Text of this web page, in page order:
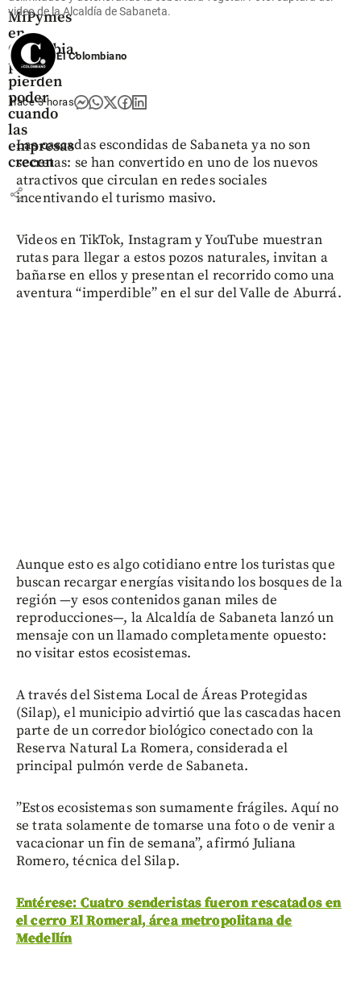
MiPymes
en
Colombia,
pero
pierden
poder
cuando
las
empresas
crecen
share
video de la Alcaldía de Sabaneta.
El Colombiano
hace 3 horas
Las cascadas escondidas de Sabaneta ya no son
secretas: se han convertido en uno de los nuevos
atractivos que circulan en redes sociales
incentivando el turismo masivo.
Videos en TikTok, Instagram y YouTube muestran
rutas para llegar a estos pozos naturales, invitan a
bañarse en ellos y presentan el recorrido como una
aventura “imperdible” en el sur del Valle de Aburrá.
Aunque esto es algo cotidiano entre los turistas que
buscan recargar energías visitando los bosques de la
región —y esos contenidos ganan miles de
reproducciones—, la Alcaldía de Sabaneta lanzó un
mensaje con un llamado completamente opuesto:
no visitar estos ecosistemas.
A través del Sistema Local de Áreas Protegidas
(Silap), el municipio advirtió que las cascadas hacen
parte de un corredor biológico conectado con la
Reserva Natural La Romera, considerada el
principal pulmón verde de Sabaneta.
”Estos ecosistemas son sumamente frágiles. Aquí no
se trata solamente de tomarse una foto o de venir a
vacacionar un fin de semana”, afirmó Juliana
Romero, técnica del Silap.
Entérese: Cuatro senderistas fueron rescatados en
el cerro El Romeral, área metropolitana de
Medellín